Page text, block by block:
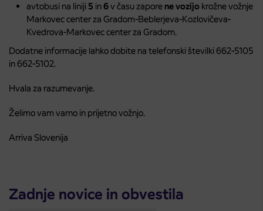
avtobusi na liniji 5 in6v času zapore ne vozijo krožne vožnje
Markovec center za Gradom-Beblerjeva-Kozlovičeva-
Kvedrova-Markovec center za Gradom.
Dodatne informacije lahko dobite na telefonski številki 662-5105
in 662-5102.
Hvala za razumevanje.
Želimo vam varno in prijetno vožnjo.
Arriva Slovenija
Zadnje novice in obvestila